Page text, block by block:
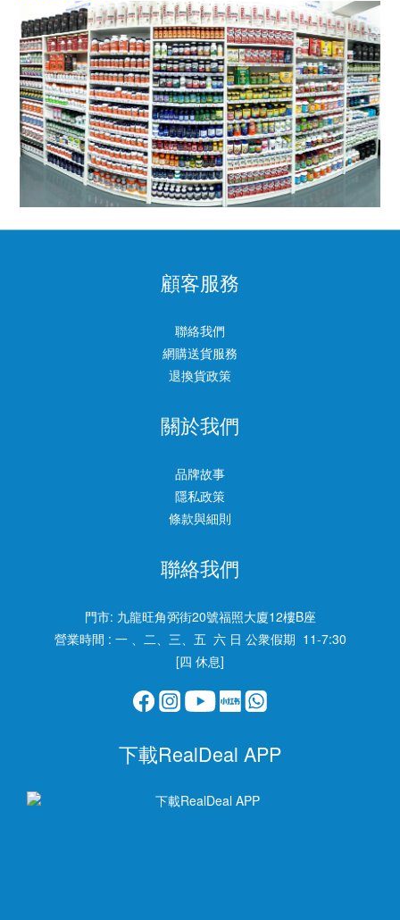
顧客服務
聯絡我們
網購送貨服務
退換貨政策
關於我們
品牌故事
隱私政策
條款與細則
聯絡我們
門市: 九龍旺角弼街20號福照大廈12樓B座
營業時間 : 一 、二、三、五 六 日 公衆假期 11-7:30
[四 休息]
下載RealDeal APP